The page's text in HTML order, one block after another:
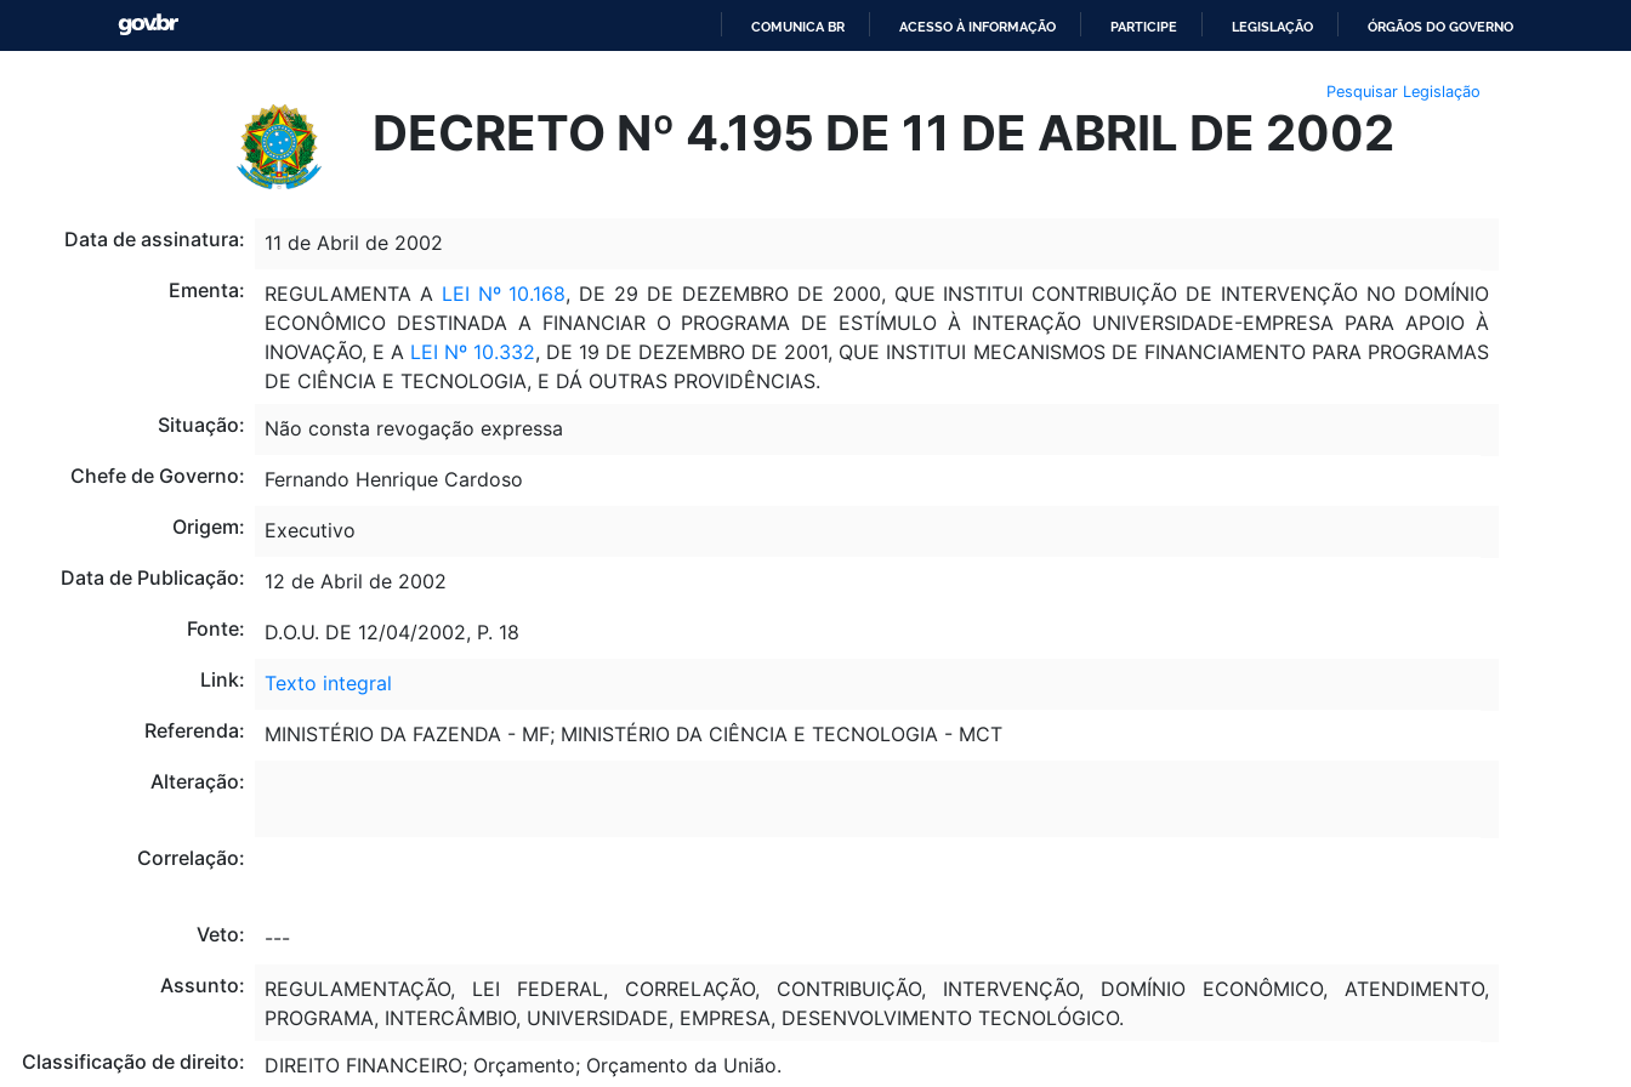
CONTEÚDO
COMUNICA BR ACESSO À INFORMAÇÃO PARTICIPE LEGISLAÇÃO ÓRGÃOS DO GOVERNO
Pesquisar Legislação
DECRETO Nº 4.195 DE 11 DE ABRIL DE 2002
Data de assinatura:
11 de Abril de 2002
Ementa:
REGULAMENTA A LEI Nº 10.168, DE 29 DE DEZEMBRO DE 2000, QUE INSTITUI CONTRIBUIÇÃO DE INTERVENÇÃO NO DOMÍNIO
ECONÔMICO DESTINADA A FINANCIAR O PROGRAMA DE ESTÍMULO À INTERAÇÃO UNIVERSIDADE-EMPRESA PARA APOIO À
INOVAÇÃO, E A LEI Nº 10.332, DE 19 DE DEZEMBRO DE 2001, QUE INSTITUI MECANISMOS DE FINANCIAMENTO PARA PROGRAMAS
DE CIÊNCIA E TECNOLOGIA, E DÁ OUTRAS PROVIDÊNCIAS.
Situação:
Não consta revogação expressa
Chefe de Governo:
Fernando Henrique Cardoso
Origem:
Executivo
Data de Publicação:
12 de Abril de 2002
Fonte:
D.O.U. DE 12/04/2002, P. 18
Link:
Texto integral
Referenda:
MINISTÉRIO DA FAZENDA - MF; MINISTÉRIO DA CIÊNCIA E TECNOLOGIA - MCT
Alteração:
Correlação:
Veto:
---
Assunto:
REGULAMENTAÇÃO, LEI FEDERAL, CORRELAÇÃO, CONTRIBUIÇÃO, INTERVENÇÃO, DOMÍNIO ECONÔMICO, ATENDIMENTO,
PROGRAMA, INTERCÂMBIO, UNIVERSIDADE, EMPRESA, DESENVOLVIMENTO TECNOLÓGICO.
Classificação de direito:
DIREITO FINANCEIRO; Orçamento; Orçamento da União.